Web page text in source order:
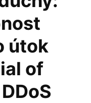
útok
of